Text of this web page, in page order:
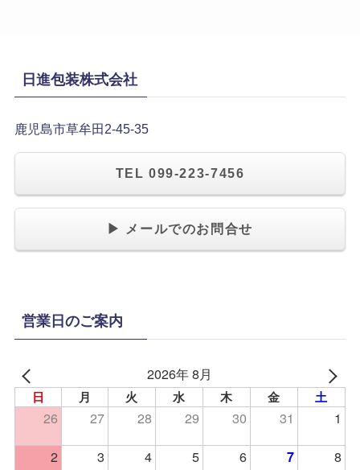
日進包装株式会社
鹿児島市草牟田2-45-35
TEL 099-223-7456
▶ メールでのお問合せ
営業日のご案内
2026年 8月
日 月 火 水 木 金 土
26 27 28 29 30 31
1
2
3 4 5 6 7
8